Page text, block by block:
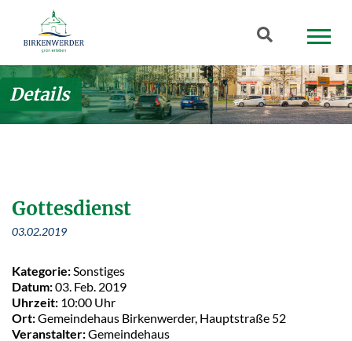
Zum Hauptinhalt springen
Suchbegriff
Details
Gottesdienst
03.02.2019
Kategorie: Sonstiges
Datum:03. Feb. 2019
Uhrzeit: 10:00 Uhr
Ort:Gemeindehaus Birkenwerder, Hauptstraße 52
Veranstalter:Gemeindehaus